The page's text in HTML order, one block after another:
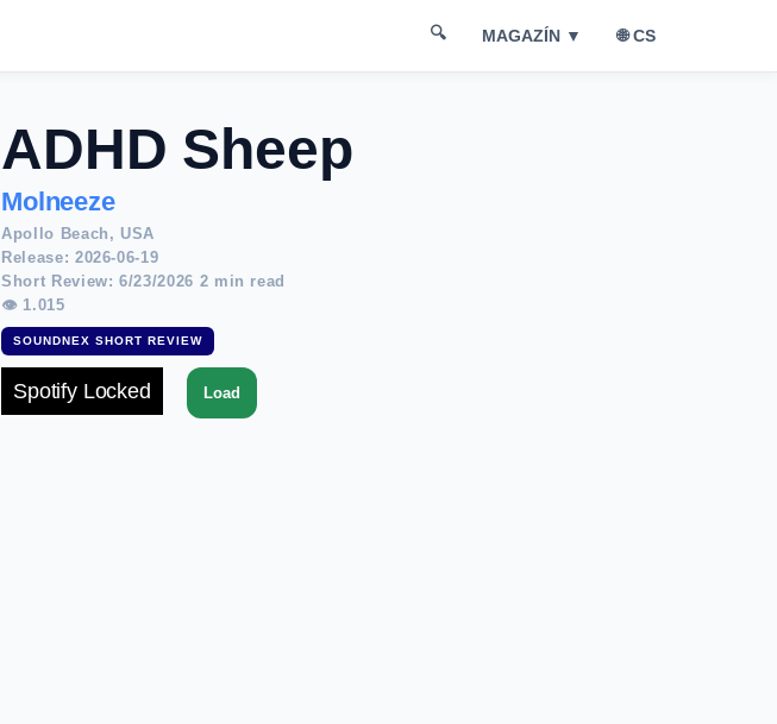
🔍 MAGAZÍN ▼ 🌐 CS
ADHD Sheep
Molneeze
Apollo Beach, USA
Release: 2026-06-19
Short Review: 6/23/2026 2 min read
👁 1.015
SOUNDNEX SHORT REVIEW
Spotify Locked Load